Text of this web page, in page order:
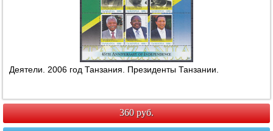
Деятели. 2006 год Танзания. Президенты Танзании.
360 руб.